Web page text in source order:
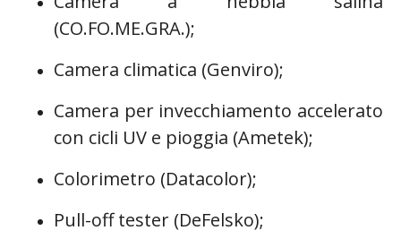
(CO.FO.ME.GRA.);
Camera climatica (Genviro);
Camera per invecchiamento accelerato
con cicli UV e pioggia (Ametek);
Colorimetro (Datacolor);
Pull-off tester (DeFelsko);